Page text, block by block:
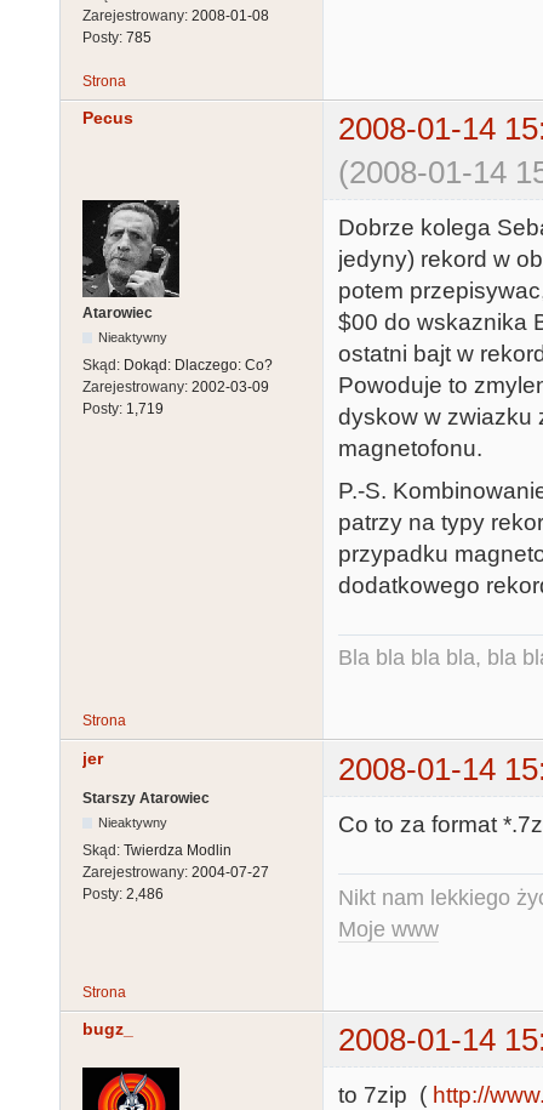
Zarejestrowany: 2008-01-08
Posty: 785
Strona
Pecus
2008-01-14
(2008-01-14
Atarowiec
Nieaktywny
Skąd: Dokąd: Dlaczego: Co?
Zarejestrowany: 2002-03-09
Posty: 1,719
Dobrze kolega
jedyny) rekord w
potem
$00 do wskaznika
ostatni bajt w
Powoduje to
dyskow w zwiazku
magnetofonu.
P.-S.
patrzy na typy
przypadku
dodatkowego
Bla bla bla bla, bla
Strona
jer 2008-01-14
Starszy Atarowiec
Nieaktywny
Skąd: Twierdza Modlin
Zarejestrowany: 2004-07-27
Posty: 2,486
Co to za format
Nikt nam lekkiego
Moje www
Strona
bugz_ 2008-01-14
to 7zip ( http://